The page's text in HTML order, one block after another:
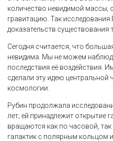
количество невидимой массы,
гравитацию. Так
доказательств существования
Сегодня считается, что
невидима. Мы не можем
последствия её воздействия.
сделали эту идею
космологии.
Рубин продолжала
лет; ей принадлежит открытие
вращаются как по часовой, так
галактик с полярным кольцом